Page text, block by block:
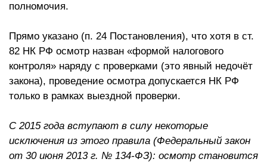
полномочия.
Прямо указано (п. 24 Постановления), что хотя в ст.
82 НК РФ осмотр назван «формой налогового
контроля» наряду с проверками (это явный недочёт
закона), проведение осмотра допускается НК РФ
только в рамках выездной проверки.
С 2015 года вступают в силу некоторые
исключения из этого правила (Федеральный закон
от 30 июня 2013 г. № 134-ФЗ): осмотр становится